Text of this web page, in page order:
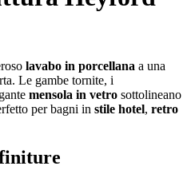
lavabo in porcellana a una
Le gambe tornite, i
mensola in vetro sottolineano
per bagni in stile hotel, retro